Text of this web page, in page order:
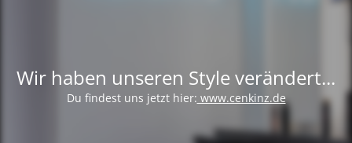
Wir haben unseren Style verändert...
Du findest uns jetzt hier: www.cenkinz.de